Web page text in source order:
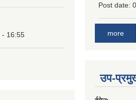
- 16:55
Post date:
more
उप-